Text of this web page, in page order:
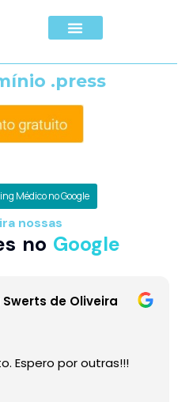
.press
Médico no Google
nossas
no Google
de Oliveira
Adorei… aprendi muito. Espero por outras!!!